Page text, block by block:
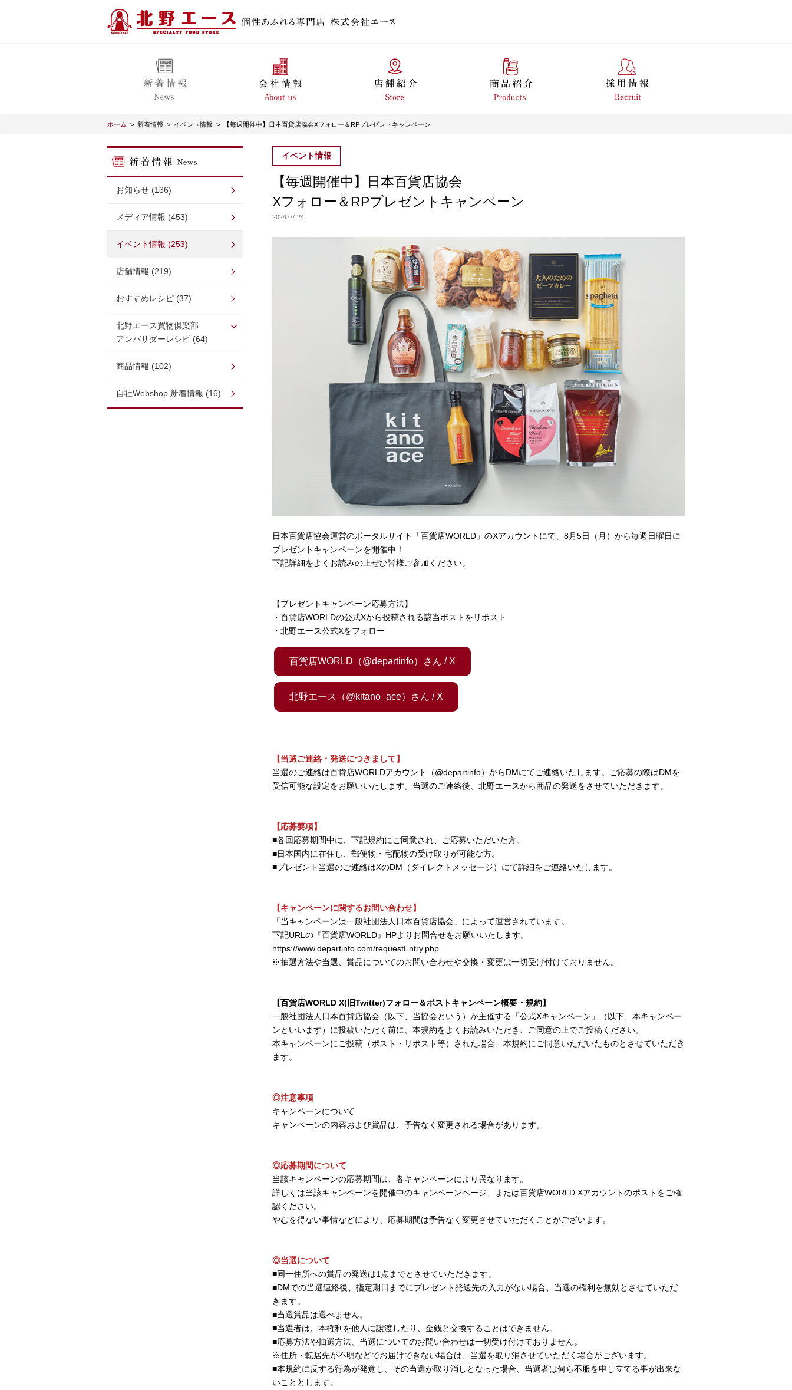
ホーム > 新着情報 > イベント情報 > 【毎週開催中】日本百貨店協会Xフォロー＆RPプレゼントキャンペーン
お知らせ (136)
メディア情報 (453)
イベント情報 (253)
店舗情報 (219)
おすすめレシピ (37)
北野エース買物倶楽部
アンバサダーレシピ (64)
商品情報 (102)
自社Webshop 新着情報 (16)
イベント情報
【毎週開催中】日本百貨店協会
Xフォロー＆RPプレゼントキャンペーン
2024.07.24
日本百貨店協会運営のポータルサイト「百貨店WORLD」のXアカウントにて、8月5日（月）から毎週日曜日に
プレゼントキャンペーンを開催中！
下記詳細をよくお読みの上ぜひ皆様ご参加ください。
【プレゼントキャンペーン応募方法】
・百貨店WORLDの公式Xから投稿される該当ポストをリポスト
・北野エース公式Xをフォロー
百貨店WORLD（@departinfo）さん / X
北野エース（@kitano_ace）さん / X
【当選ご連絡・発送につきまして】
当選のご連絡は百貨店WORLDアカウント（@departinfo）からDMにてご連絡いたします。ご応募の際はDMを
受信可能な設定をお願いいたします。当選のご連絡後、北野エースから商品の発送をさせていただきます。
【応募要項】
■各回応募期間中に、下記規約にご同意され、ご応募いただいた方。
■日本国内に在住し、郵便物・宅配物の受け取りが可能な方。
■プレゼント当選のご連絡はXのDM（ダイレクトメッセージ）にて詳細をご連絡いたします。
【キャンペーンに関するお問い合わせ】
「当キャンペーンは一般社団法人日本百貨店協会」によって運営されています。
下記URLの『百貨店WORLD』HPよりお問合せをお願いいたします。
https://www.departinfo.com/requestEntry.php
※抽選方法や当選、賞品についてのお問い合わせや交換・変更は一切受け付けておりません。
【百貨店WORLD X(旧Twitter)フォロー＆ポストキャンペーン概要・規約】
一般社団法人日本百貨店協会（以下、当協会という）が主催する「公式Xキャンペーン」（以下、本キャンペー
ンといいます）に投稿いただく前に、本規約をよくお読みいただき、ご同意の上でご投稿ください。
本キャンペーンにご投稿（ポスト・リポスト等）された場合、本規約にご同意いただいたものとさせていただき
ます。
◎注意事項
キャンペーンについて
キャンペーンの内容および賞品は、予告なく変更される場合があります。
◎応募期間について
当該キャンペーンの応募期間は、各キャンペーンにより異なります。
詳しくは当該キャンペーンを開催中のキャンペーンページ、または百貨店WORLD Xアカウントのポストをご確
認ください。
やむを得ない事情などにより、応募期間は予告なく変更させていただくことがございます。
◎当選について
■同一住所への賞品の発送は1点までとさせていただきます。
■DMでの当選連絡後、指定期日までにプレゼント発送先の入力がない場合、当選の権利を無効とさせていただ
きます。
■当選賞品は選べません。
■当選者は、本権利を他人に譲渡したり、金銭と交換することはできません。
■応募方法や抽選方法、当選についてのお問い合わせは一切受け付けておりません。
※住所・転居先が不明などでお届けできない場合は、当選を取り消させていただく場合がございます。
■本規約に反する行為が発覚し、その当選が取り消しとなった場合、当選者は何ら不服を申し立てる事が出来な
いこととします。